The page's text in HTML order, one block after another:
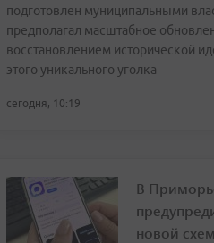
подготовлен муниципальными
предполагал масштабное
восстановлением исторической
этого уникального уголка
сегодня, 10:19
В
новой